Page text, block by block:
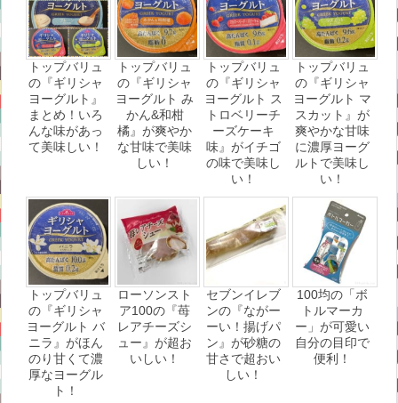
トップバリュ
の『ギリシャ
ヨーグルト』
まとめ！いろ
んな味があっ
て美味しい！
トップバリュ
の『ギリシャ
ヨーグルト み
かん&和柑
橘』が爽やか
な甘味で美味
しい！
トップバリュ
の『ギリシャ
ヨーグルト ス
トロベリーチ
ーズケーキ
味』がイチゴ
の味で美味し
い！
トップバリュ
の『ギリシャ
ヨーグルト マ
スカット』が
爽やかな甘味
に濃厚ヨーグ
ルトで美味し
い！
トップバリュ
の『ギリシャ
ヨーグルト バ
ニラ』がほん
のり甘くて濃
厚なヨーグル
ト！
ローソンスト
ア100の『苺
レアチーズシ
ュー』が超お
いしい！
セブンイレブ
ンの『ながー
ーい！揚げパ
ン』が砂糖の
甘さで超おい
しい！
100均の「ボ
トルマーカ
ー」が可愛い
自分の目印で
便利！